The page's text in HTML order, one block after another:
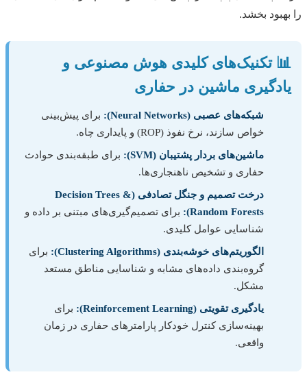
را بهبود بخشد.
📊 تکنیک‌های کلیدی هوش مصنوعی و
یادگیری ماشین در حفاری
شبکه‌های عصبی (Neural Networks):
برای پیش‌بینی
خواص سازند، نرخ نفوذ (ROP) و پایداری چاه.
ماشین‌های بردار پشتیبان (SVM):
برای طبقه‌بندی حوادث
حفاری و تشخیص ناهنجاری‌ها.
درخت تصمیم و جنگل تصادفی (Decision Trees &
Random Forests):
برای تصمیم‌گیری‌های مبتنی بر داده و
شناسایی عوامل کلیدی.
الگوریتم‌های خوشه‌بندی (Clustering Algorithms):
برای
گروه‌بندی داده‌های مشابه و شناسایی مناطق مستعد
مشکل.
یادگیری تقویتی (Reinforcement Learning):
برای
بهینه‌سازی کنترل خودکار پارامترهای حفاری در زمان
واقعی.